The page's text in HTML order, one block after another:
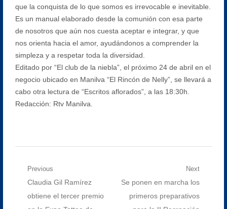
que la conquista de lo que somos es irrevocable e inevitable.
Es un manual elaborado desde la comunión con esa parte
de nosotros que aún nos cuesta aceptar e integrar, y que
nos orienta hacia el amor, ayudándonos a comprender la
simpleza y a respetar toda la diversidad.
Editado por “El club de la niebla”, el próximo 24 de abril en el
negocio ubicado en Manilva “El Rincón de Nelly”, se llevará a
cabo otra lectura de “Escritos aflorados”, a las 18:30h.
Redacción: Rtv Manilva.
Navegación
Previous
Previous
post:
Claudia Gil Ramírez
obtiene el tercer premio
Next
Next
post:
Se ponen en marcha los
primeros preparativos